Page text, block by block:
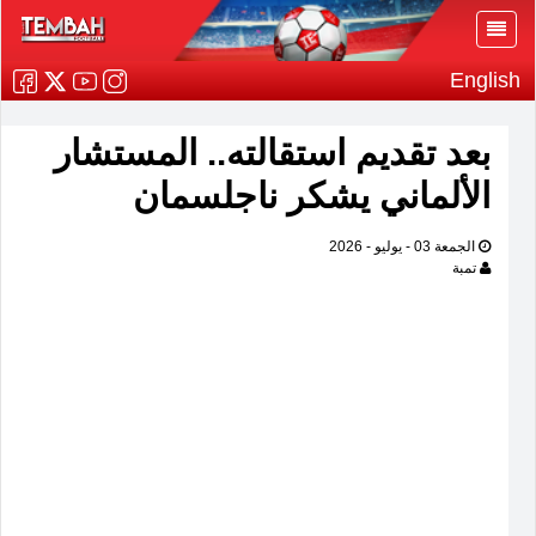
English
بعد تقديم استقالته.. المستشار
الألماني يشكر ناجلسمان
الجمعة 03 - يوليو - 2026
تمبة